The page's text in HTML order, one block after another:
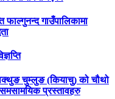
गाउँपालिकामा
चुम्लुङ (कियाचु) को चौथो
प्रस्तावहरु